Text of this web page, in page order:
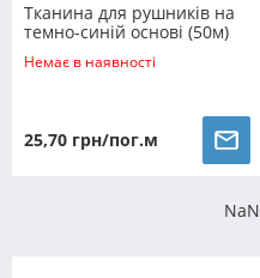
Тканина для рушників на
темно-синій основі (50м)
Немає в наявності
25,70 грн/пог.м
NaN